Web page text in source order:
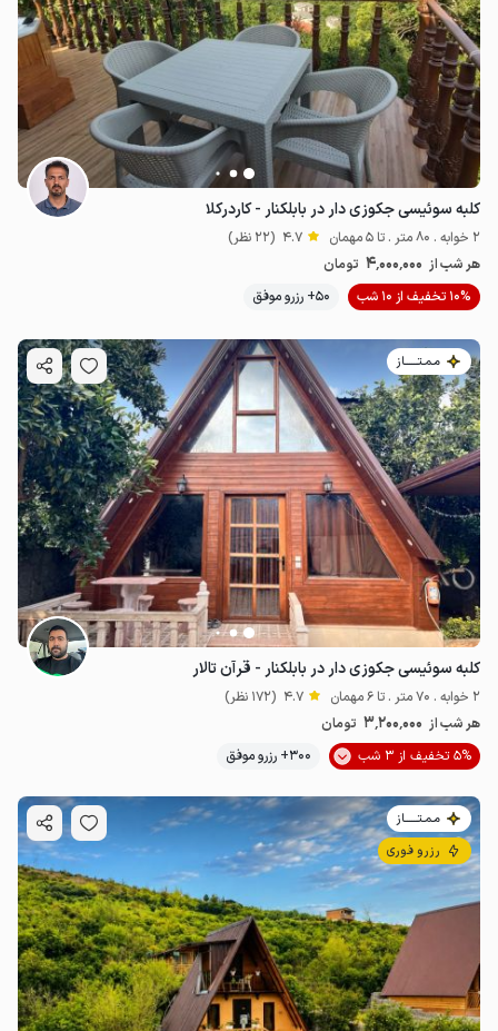
3.2میلیون ت 4.8
4.95میلیون ت 4.9
کلبه سوئیسی جکوزی دار در بابلکنار - کاردرکلا
2 خوابه . 80 متر . تا 5 مهمان 4.7 (22 نظر)
هر شب از 4٬000٬000 تومان
10% تخفیف از 10 شب
50+ رزرو موفق
مـمـتــــــاز
کلبه سوئیسی جکوزی دار در بابلکنار - قرآن تالار
2 خوابه . 70 متر . تا 6 مهمان 4.7 (172 نظر)
هر شب از 3٬200٬000 تومان
5% تخفیف از 3 شب
300+ رزرو موفق
مـمـتــــــاز
رزرو فوری